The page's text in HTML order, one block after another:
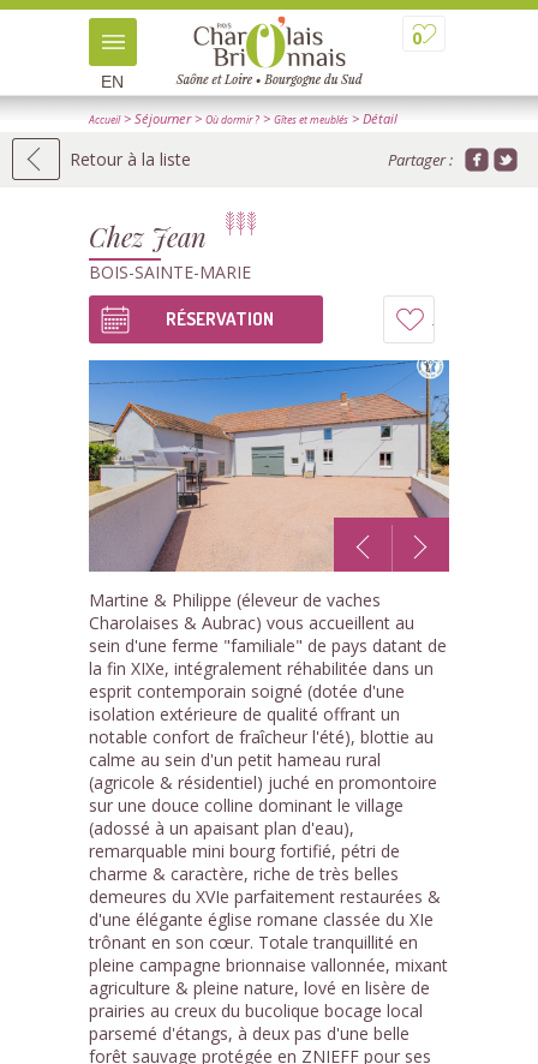
0
EN
Accueil> Séjourner> Où dormir ? > Gîtes et meublés > Détail
Retour à la liste Partager :
Chez Jean
BOIS-SAINTE-MARIE
à
mon
carnet
RÉSERVATION
1
Martine & Philippe (éleveur de vaches
Charolaises & Aubrac) vous accueillent au
sein d'une ferme "familiale" de pays datant de
la fin XIXe, intégralement réhabilitée dans un
esprit contemporain soigné (dotée d'une
isolation extérieure de qualité offrant un
notable confort de fraîcheur l'été), blottie au
calme au sein d'un petit hameau rural
(agricole & résidentiel) juché en promontoire
sur une douce colline dominant le village
(adossé à un apaisant plan d'eau),
remarquable mini bourg fortifié, pétri de
charme & caractère, riche de très belles
demeures du XVIe parfaitement restaurées &
d'une élégante église romane classée du XIe
trônant en son cœur. Totale tranquillité en
pleine campagne brionnaise vallonnée, mixant
agriculture & pleine nature, lové en lisère de
prairies au creux du bucolique bocage local
parsemé d'étangs, à deux pas d'une belle
forêt sauvage protégée en ZNIEFF pour ses